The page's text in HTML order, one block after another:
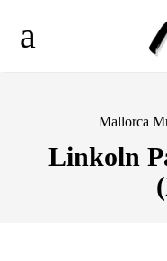
Mallorca
Linkoln